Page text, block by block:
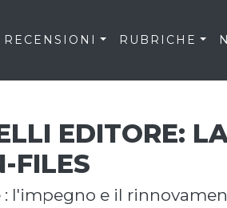
RECENSIONI RUBRICHE
EDITORE:
FILES
: l'impegno e il